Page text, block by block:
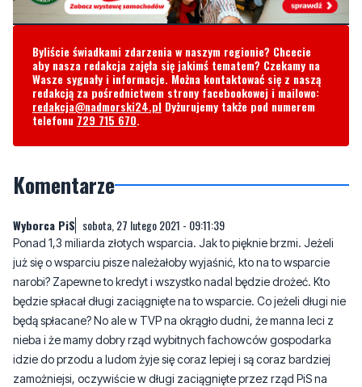
aby nasza redakcja zajęła się jakimś tematem? Czekamy na
Wasze sygnały i informacje. Można kontaktować się z naszą
redakcja@nadmorski24.plDyżurujemy także pod numerem
telefonu729 715 670.
Komentarze
Ponad 1,3 miliarda złotych wsparcia. Jak to pięknie brzmi. Jeżeli
narobi? Zapewne to kredyt i wszystko nadal będzie drożeć. Kto
będzie spłacał długi zaciągnięte na to wsparcie. Co jeżeli długi nie
będą spłacane? No ale w TVP na okrągło dudni, że manna leci z
nieba i że mamy dobry rząd wybitnych fachowców gospodarka
idzie do przodu a ludom żyje się coraz lepiej i są coraz bardziej
zamożniejsi, oczywiście w długi zaciągnięte przez rząd PiS na
programy kupowania głosów.
3 2 Zgłoś komentarz Odpowiedz na komentarz